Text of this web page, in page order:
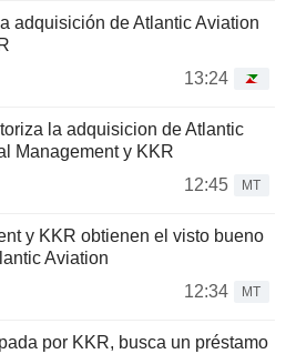
adquisición de Atlantic Aviation
13:24
la adquisicion de Atlantic
Management y KKR
12:45
MT
y KKR obtienen el visto bueno
Aviation
12:34
MT
por KKR, busca un préstamo